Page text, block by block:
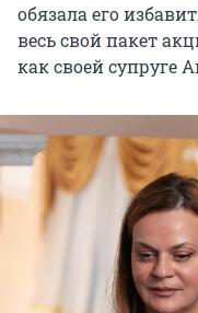
обязала его
весь свой пакет
как своей супруге